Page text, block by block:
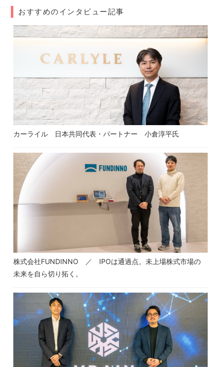
おすすめのインタビュー記事
カーライル 日本共同代表・パートナー 小倉淳平氏
株式会社FUNDINNO ／ IPOは通過点。未上場株式市場の
未来を自ら切り拓く。